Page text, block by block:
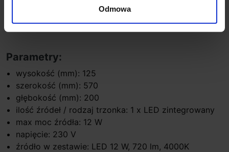
Odmowa
Opis
Parametry:
wysokość (mm): 125
szerokość (mm): 570
głębokość (mm): 200
ilość źródeł / rodzaj trzonka: 1 x LED zintegrowany
max moc źródła: 12 W
napięcie: 230 V
źródło w zestawie: LED 12 W, 720 lm, 4000K